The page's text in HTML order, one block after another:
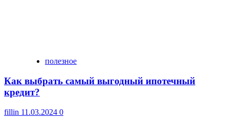
полезное
Как выбрать самый выгодный ипотечный
кредит?
fillin 11.03.2024 0